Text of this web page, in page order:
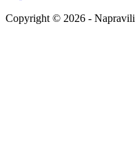
Copyright © 2026 - Napravili